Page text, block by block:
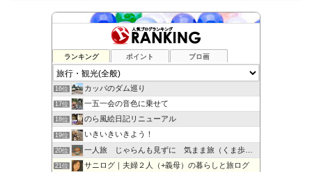
ランキング ポイント ブロ画
14位 旅・ホテル・プラザ
15位 トイプーもものきもち
16位 カッパのダム巡り
17位 一五一会の音色に乗せて
18位 のら風絵日記リニューアル
19位 いきいきいきよう！
20位 一人旅 じゃらんも見ずに 気まま旅（くま歩き）
21位 サニログ｜夫婦２人（+義母）の暮らしと旅ログ